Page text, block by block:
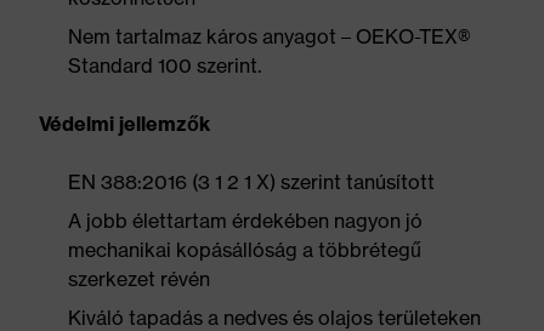
Nem tartalmaz káros anyagot – OEKO-TEX®
Standard 100 szerint.
Védelmi jellemzők
EN 388:2016 (3 1 2 1 X) szerint tanúsított
A jobb élettartam érdekében nagyon jó
mechanikai kopásállóság a többrétegű
szerkezet révén
Kiváló tapadás a nedves és olajos területeken